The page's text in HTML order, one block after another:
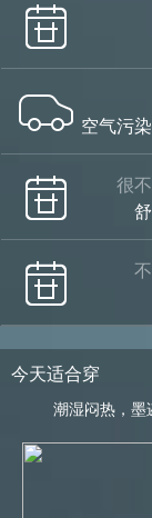
空气污
很
今天适合穿
潮湿闷热，墨